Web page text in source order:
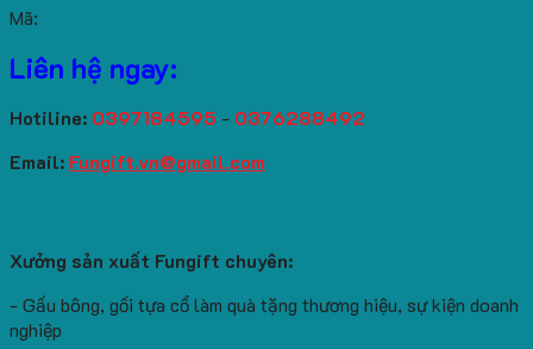
Mã:
Liên hệ ngay:
Hotiline: 0397184595 - 0376288492
Email: Fungift.vn@gmail.com
Xưởng sản xuất Fungift chuyên:
- Gấu bông, gối tựa cổ làm quà tặng thương hiệu, sự kiện doanh
nghiệp